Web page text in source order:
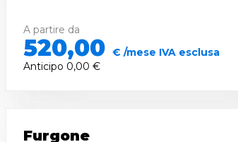
A partire da
520,00 € /mese IVA esclusa
Anticipo 0,00 €
Furgone